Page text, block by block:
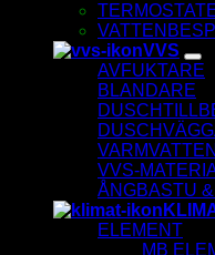
VVS
AVFUKTARE
BLANDARE
VVS-
ÅNGBASTU
ELEMENT
MB